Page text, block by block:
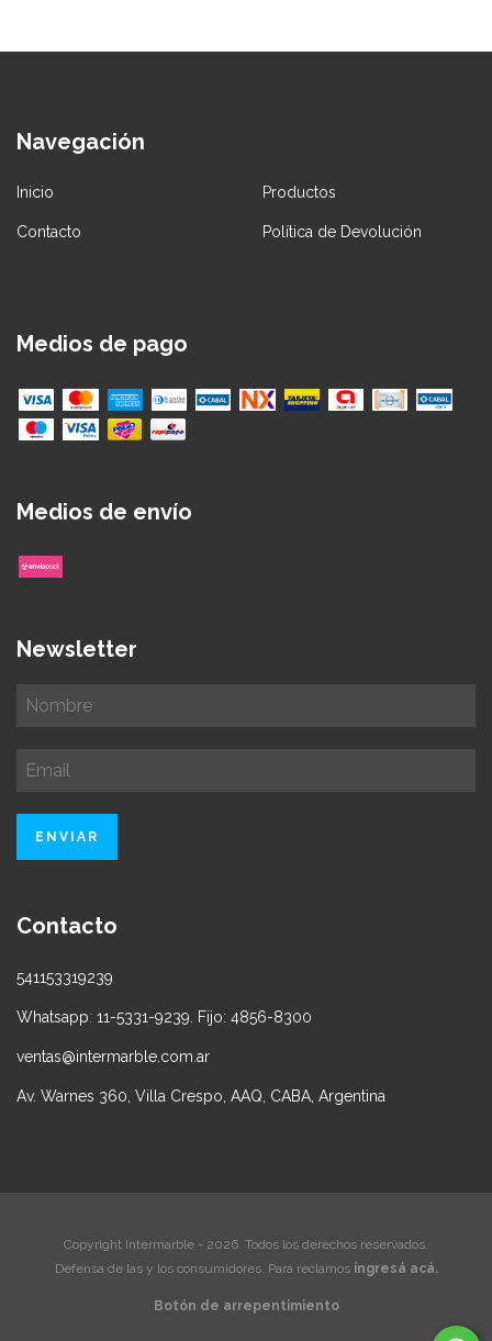
Navegación
Inicio Productos
Contacto Política de Devolución
Medios de pago
Medios de envío
Newsletter
Contacto
541153319239
Whatsapp: 11-5331-9239. Fijo: 4856-8300
ventas@intermarble.com.ar
Av. Warnes 360, Villa Crespo, AAQ, CABA, Argentina
Copyright Intermarble - 2026. Todos los derechos reservados.
Defensa de las y los consumidores. Para reclamos ingresá acá.
Botón de arrepentimiento